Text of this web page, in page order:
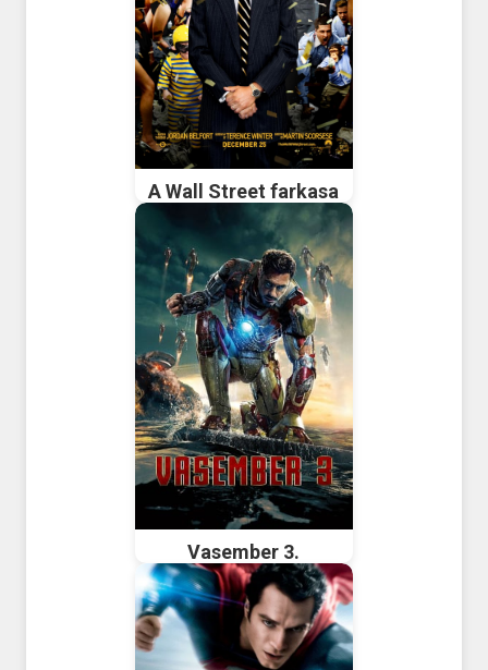
A Wall Street farkasa
Vasember 3.